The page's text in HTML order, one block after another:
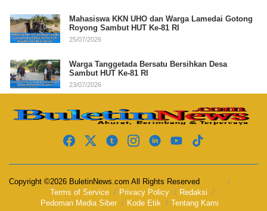
Mahasiswa KKN UHO dan Warga Lamedai Gotong
Royong Sambut HUT Ke-81 RI
25/07/2026
Warga Tanggetada Bersatu Bersihkan Desa
Sambut HUT Ke-81 RI
23/07/2026
Copyright ©2026 BuletinNews.com All Rights Reserved
Terms of Service
Privacy Policy
Redaksi
Pedoman Media Siber
Kode Etik Tentang Kami